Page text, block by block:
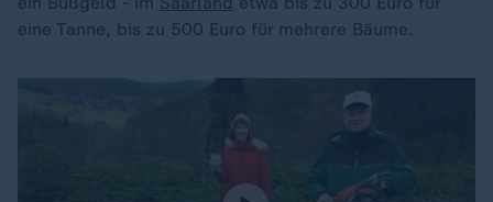
eine Tanne, bis zu 500 Euro für mehrere Bäume.